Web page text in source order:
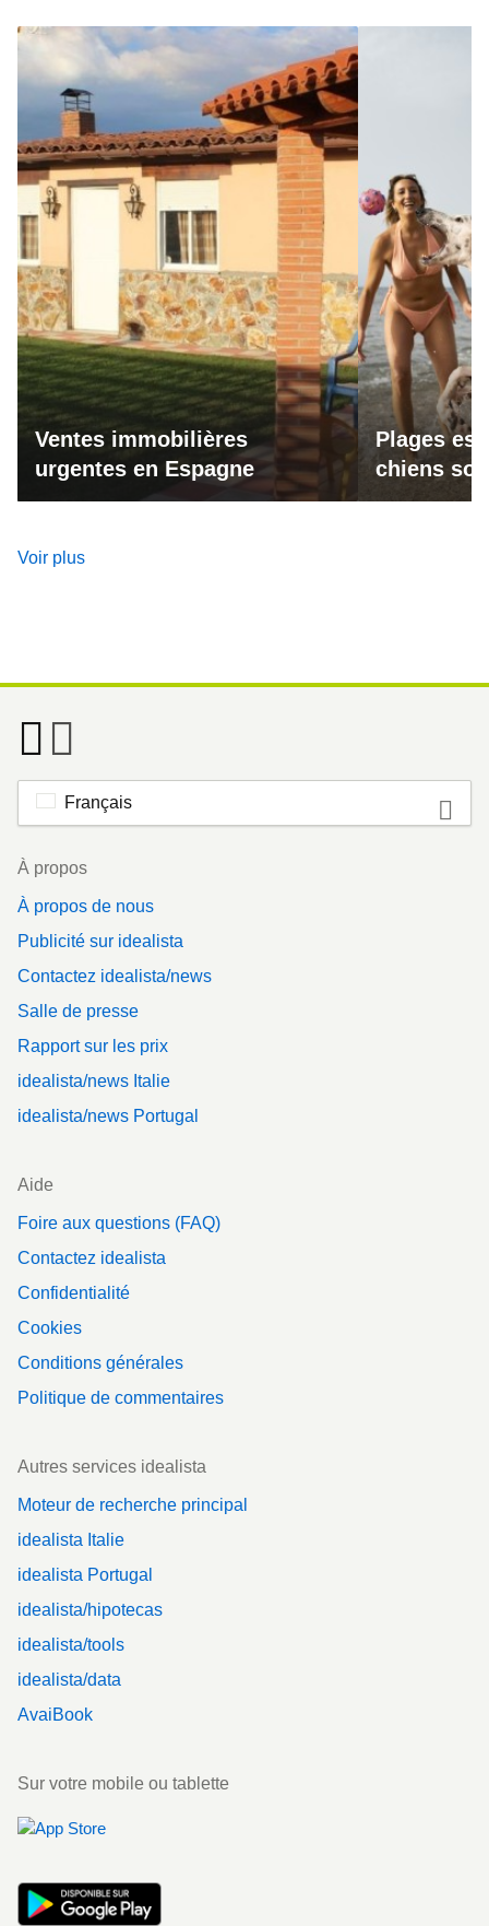
Ventes immobilières
urgentes en Espagne
Plages
chiens
Voir plus
Français
Footer
À propos
À propos de nous
Publicité sur idealista
Contactez idealista/news
Salle de presse
Rapport sur les prix
idealista/news Italie
idealista/news Portugal
Aide
Foire aux questions (FAQ)
Contactez idealista
Confidentialité
Cookies
Conditions générales
Politique de commentaires
Autres services idealista
Moteur de recherche principal
idealista Italie
idealista Portugal
idealista/hipotecas
idealista/tools
idealista/data
AvaiBook
Sur votre mobile ou tablette